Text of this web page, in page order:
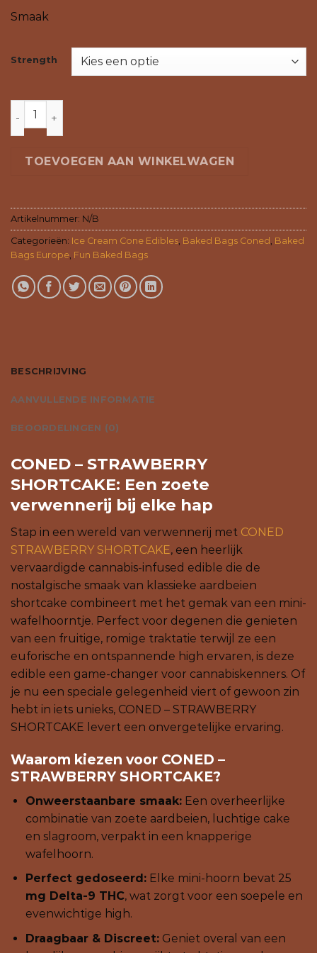
Smaak
Strength
CONED - STRAWBERRY SHORTCAKE aantal
TOEVOEGEN AAN WINKELWAGEN
Artikelnummer: N/B
Categorieën: Ice Cream Cone Edibles, Baked Bags Coned, Baked
Bags Europe, Fun Baked Bags
BESCHRIJVING
AANVULLENDE INFORMATIE
BEOORDELINGEN (0)
CONED – STRAWBERRY
SHORTCAKE: Een zoete
verwennerij bij elke hap
Stap in een wereld van verwennerij met CONED
STRAWBERRY SHORTCAKE, een heerlijk
vervaardigde cannabis-infused edible die de
nostalgische smaak van klassieke aardbeien
shortcake combineert met het gemak van een mini-
wafelhoorntje. Perfect voor degenen die genieten
van een fruitige, romige traktatie terwijl ze een
euforische en ontspannende high ervaren, is deze
edible een game-changer voor cannabiskenners. Of
je nu een speciale gelegenheid viert of gewoon zin
hebt in iets unieks, CONED – STRAWBERRY
SHORTCAKE levert een onvergetelijke ervaring.
Waarom kiezen voor CONED –
STRAWBERRY SHORTCAKE?
Onweerstaanbare smaak:Een overheerlijke
combinatie van zoete aardbeien, luchtige cake
en slagroom, verpakt in een knapperige
wafelhoorn.
Perfect gedoseerd:Elke mini-hoorn bevat 25
mg Delta-9 THC, wat zorgt voor een soepele en
evenwichtige high.
Draagbaar & Discreet:Geniet overal van een